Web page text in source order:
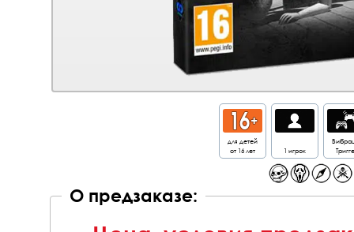
для детей
от 16 лет
1 игрок
О предзаказе: